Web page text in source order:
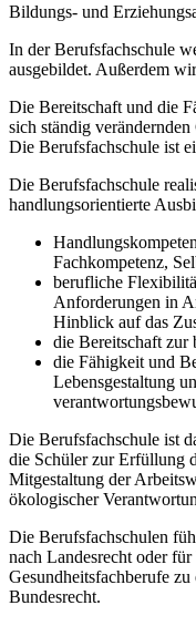
Bildungs- und
In der Berufsfachschule
ausgebildet. Außerdem
Die Bereitschaft und die
sich ständig
Die Berufsfachschule ist
Die Berufsfachschule
handlungsorientierte
Fachkompetenz,
berufliche
Anforderungen in
Hinblick auf das
die Bereitschaft zur
die Fähigkeit und
Lebensgestaltung
Die Berufsfachschule ist
die Schüler zur Erfüllung
Mitgestaltung der
ökologischer
Die Berufsfachschulen
nach Landesrecht oder
Gesundheitsfachberufe
Bundesrecht.